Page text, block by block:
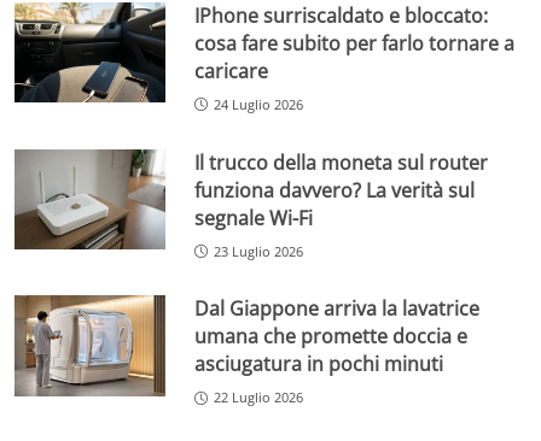
IPhone surriscaldato e bloccato:
cosa fare subito per farlo tornare a
caricare
24 Luglio 2026
Il trucco della moneta sul router
funziona davvero? La verità sul
segnale Wi-Fi
23 Luglio 2026
Dal Giappone arriva la lavatrice
umana che promette doccia e
asciugatura in pochi minuti
22 Luglio 2026